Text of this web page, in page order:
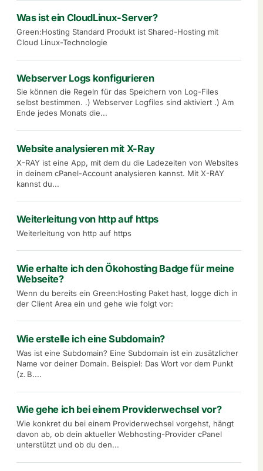
Was ist ein CloudLinux-Server?
Green:Hosting Standard Produkt ist Shared-Hosting mit
Cloud Linux-Technologie
Webserver Logs konfigurieren
Sie können die Regeln für das Speichern von Log-Files
selbst bestimmen. .) Webserver Logfiles sind aktiviert .) Am
Ende jedes Monats die...
Website analysieren mit X-Ray
X-RAY ist eine App, mit dem du die Ladezeiten von Websites
in deinem cPanel-Account analysieren kannst. Mit X-RAY
kannst du...
Weiterleitung von http auf https
Weiterleitung von http auf https
Wie erhalte ich den Ökohosting Badge für meine
Webseite?
Wenn du bereits ein Green:Hosting Paket hast, logge dich in
der Client Area ein und gehe wie folgt vor:
Wie erstelle ich eine Subdomain?
Was ist eine Subdomain? Eine Subdomain ist ein zusätzlicher
Name vor deiner Domain. Beispiel: Das Wort vor dem Punkt
(z. B....
Wie gehe ich bei einem Providerwechsel vor?
Wie konkret du bei einem Providerwechsel vorgehst, hängt
davon ab, ob dein aktueller Webhosting-Provider cPanel
unterstützt und ob du den...